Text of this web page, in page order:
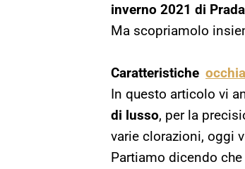
inverno 2021 di
Ma scopriamolo
Caratteristiche
In questo articolo vi
di lusso, per la
varie clorazioni, oggi
Partiamo dicendo